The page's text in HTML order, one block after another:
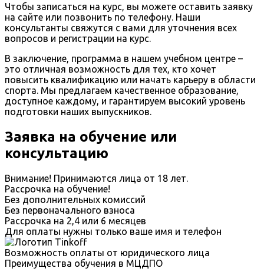
Чтобы записаться на курс, вы можете оставить заявку
на сайте или позвонить по телефону. Наши
консультанты свяжутся с вами для уточнения всех
вопросов и регистрации на курс.
В заключение, программа в нашем учебном центре –
это отличная возможность для тех, кто хочет
повысить квалификацию или начать карьеру в области
спорта. Мы предлагаем качественное образование,
доступное каждому, и гарантируем высокий уровень
подготовки наших выпускников.
Заявка на обучение или
консультацию
Внимание! Принимаются лица от 18 лет.
Рассрочка на обучение!
Без дополнительных комиссий
Без первоначального взноса
Рассрочка на 2,4 или 6 месяцев
Для оплаты нужны только ваше имя и телефон
Возможность оплаты от юридического лица
Преимущества обучения в МЦДПО